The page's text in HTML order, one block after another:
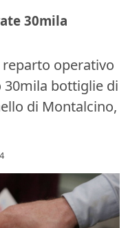
30mila
operativo
30mila bottiglie di
di Montalcino,